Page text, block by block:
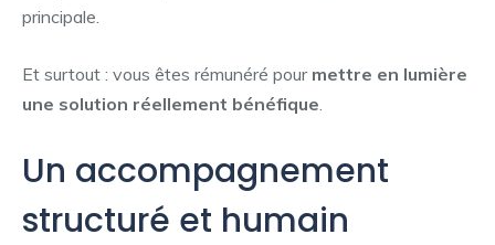
principale.
Et surtout : vous êtes rémunéré pour mettre en lumière
une solution réellement bénéfique
Un accompagnement
structuré et humain